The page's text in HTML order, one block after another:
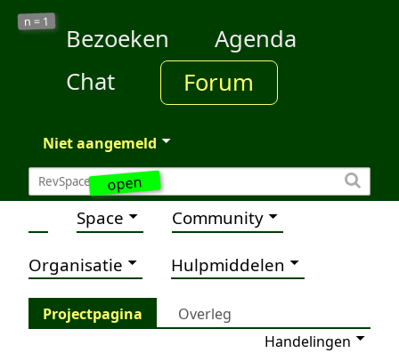
open
n = 1
Bezoeken
Agenda
Chat
Forum
Niet aangemeld
Space Community
Organisatie Hulpmiddelen
Projectpagina
Overleg
Handelingen